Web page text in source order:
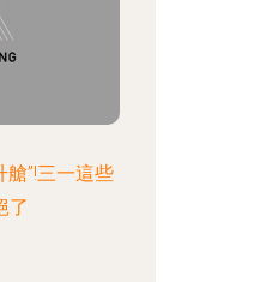
艙”!三一這些
了